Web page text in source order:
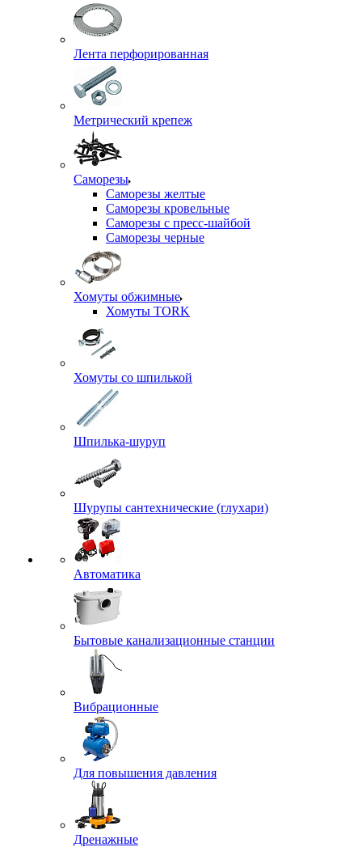
Лента перфорированная
Метрический крепеж
Саморезы
Саморезы желтые
Саморезы кровельные
Саморезы с пресс-шайбой
Саморезы черные
Хомуты обжимные
Хомуты TORK
Хомуты со шпилькой
Шпилька-шуруп
Шурупы сантехнические (глухари)
Автоматика
Бытовые канализационные станции
Вибрационные
Для повышения давления
Дренажные